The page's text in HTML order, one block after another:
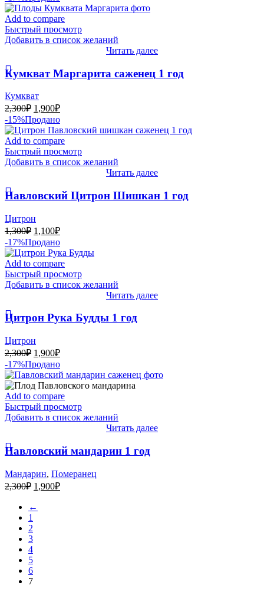
составляла
2,300₽.
1,900₽.
Add to compare
Быстрый просмотр
Добавить в список желаний
Читать далее
Кумкват Маргарита саженец 1 год
Кумкват
2,300₽ Первоначальная
цена
составляла
2,300₽.
1,900₽Текущая
1,900₽.
-15%Продано
Add to compare
Быстрый просмотр
Добавить в список желаний
Читать далее
Павловский Цитрон Шишкан 1 год
Цитрон
1,300₽ Первоначальная
цена
составляла
1,300₽.
1,100₽Текущая
1,100₽.
-17%Продано
Add to compare
Быстрый просмотр
Добавить в список желаний
Читать далее
Цитрон Рука Будды 1 год
Цитрон
2,300₽ Первоначальная
цена
составляла
2,300₽.
1,900₽Текущая
1,900₽.
-17%Продано
Add to compare
Быстрый просмотр
Добавить в список желаний
Читать далее
Павловский мандарин 1 год
Мандарин, Померанец
2,300₽ Первоначальная
1,900₽Текущая
←
1
2
3
4
5
6
7